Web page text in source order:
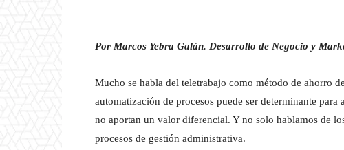
Por Marcos Yebra Galán. Desarrollo de Negocio y
Mucho se habla del teletrabajo como método de ahorro
automatización de procesos puede ser determinante
no aportan un valor diferencial. Y no solo hablamos de
procesos de gestión administrativa.